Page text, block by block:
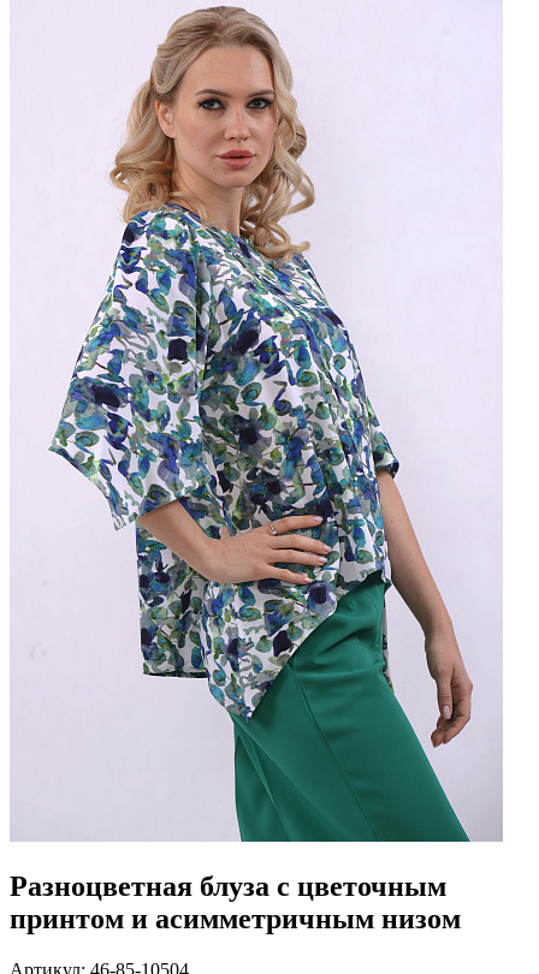
Разноцветная блуза с цветочным
принтом и асимметричным низом
Артикул: 46-85-10504